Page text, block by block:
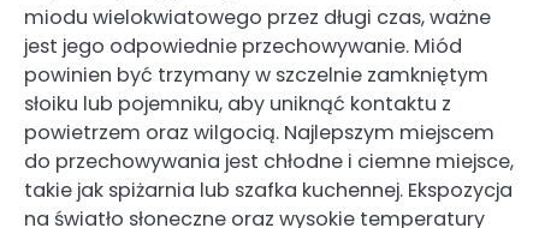
miodu wielokwiatowego przez długi czas, ważne
jest jego odpowiednie przechowywanie. Miód
powinien być trzymany w szczelnie zamkniętym
słoiku lub pojemniku, aby uniknąć kontaktu z
powietrzem oraz wilgocią. Najlepszym miejscem
do przechowywania jest chłodne i ciemne miejsce,
takie jak spiżarnia lub szafka kuchennej. Ekspozycja
na światło słoneczne oraz wysokie temperatury